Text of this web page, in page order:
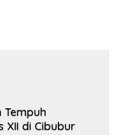
Tempuh
XII di Cibubur